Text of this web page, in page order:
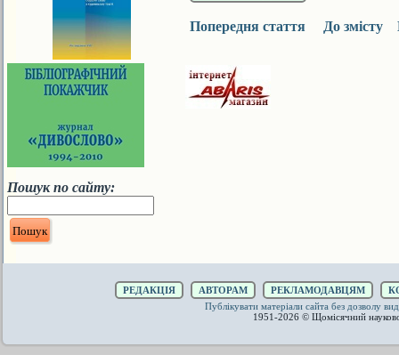
Пошук по сайту:
Попередня стаття До змісту
РЕДАКЦІЯ АВТОРАМ РЕКЛАМОДАВЦЯМ
Публікувати матеріали сайта без дозволу
1951-2026 © Щомісячний